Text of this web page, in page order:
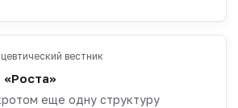
вестник
еще одну структуру